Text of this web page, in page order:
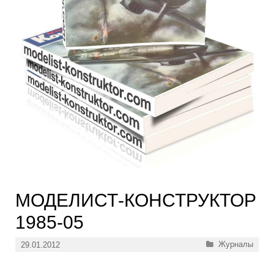
МОДЕЛИСТ-КОНСТРУКТОР
1985-05
29.01.2012 Рубрики
Журналы